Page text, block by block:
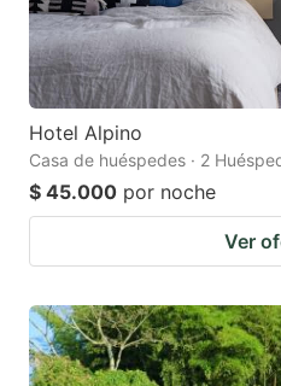
Hotel Alpino
Casa de huéspedes · 2
$ 45.000 por noche
Ver